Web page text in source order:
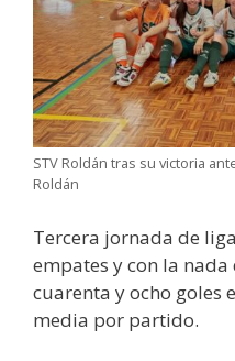
STV Roldán tras su victoria
Roldán
Tercera jornada de
empates y con la
cuarenta y ocho goles
media por partido.